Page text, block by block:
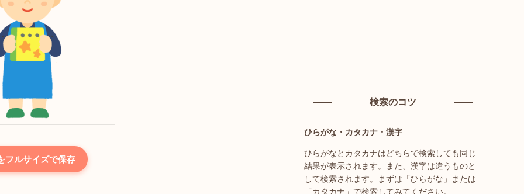
フルサイズで保存
検索のコツ
ひらがな・カタカナ・漢字
ひらがなとカタカナはどちらで検索しても同じ
結果が表示されます。また、漢字は違うものと
して検索されます。まずは「ひらがな」または
「カタカナ」で検索してみてください。